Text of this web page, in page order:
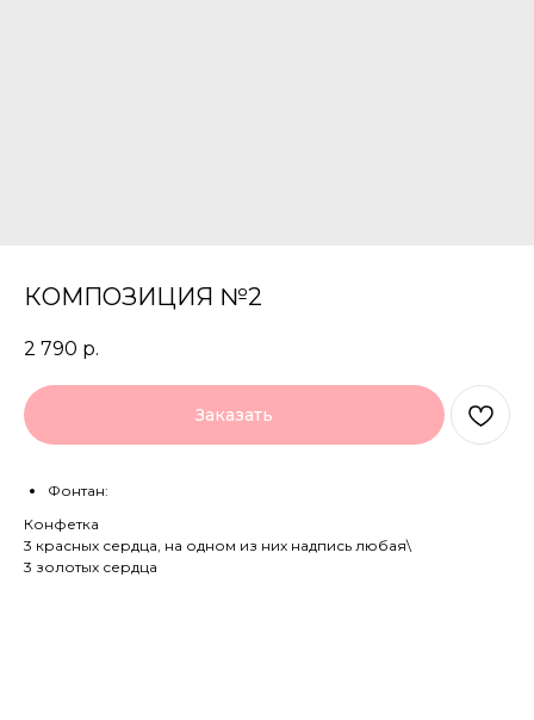
КОМПОЗИЦИЯ №2
2 790 р.
Заказать
Фонтан:
Конфетка
3 красных сердца, на одном из них надпись любая\
3 золотых сердца